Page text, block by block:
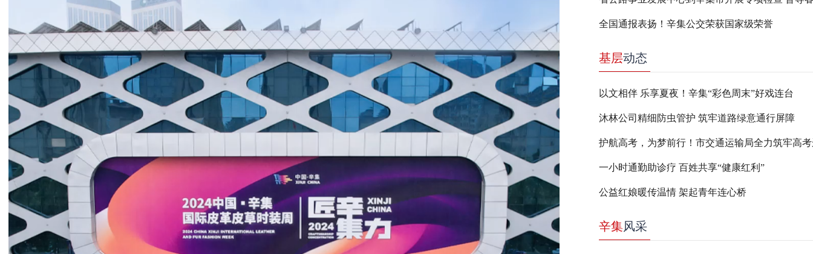
全国通报表扬！辛集公交荣获国家级荣誉
基层动态
以文相伴 乐享夏夜！辛集“彩色周末”好戏连台
沐林公司精细防虫管护 筑牢道路绿意通行屏障
一小时通勤助诊疗 百姓共享“健康红利”
公益红娘暖传温情 架起青年连心桥
辛集风采